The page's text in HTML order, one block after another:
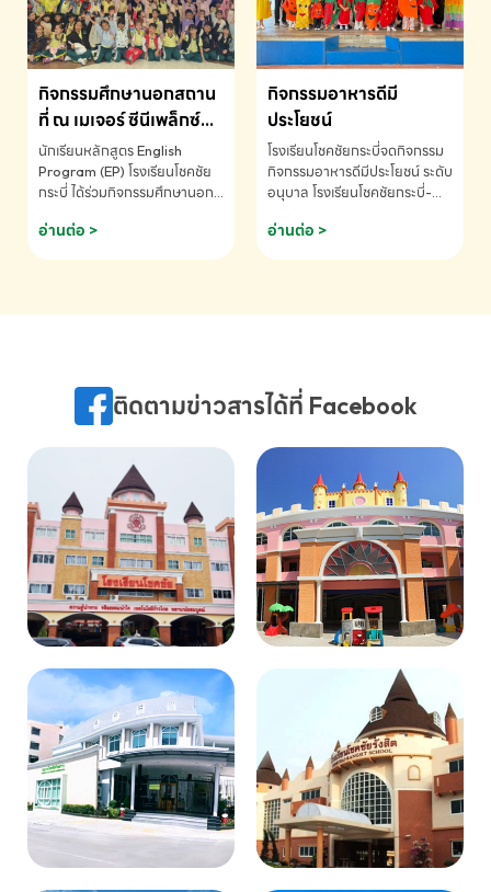
MENTAL ARITHMETIC
COMPETITION 2026 - ถ้วย
รางวัลรองชนะเลิศอันดับที่ 2
Mental Arithmetic
Competition K2 - ถ้วยรางวัล
รองชนะเลิศอันดับที่ 2 Mental
K2(Grop) โรงเรียนโชคชัยกระบี่-
สอบถามข้อมูลเพิ่มเติม โทร.
075-691910
กิจกรรมศึกษานอกสถาน
ที่ ณ เมเจอร์ ซีนีเพล็กซ์
ระดับประถมศึกษา (EP.1-
6)
นักเรียนหลักสูตร English
Program (EP) โรงเรียนโชคชัย
กระบี่ ได้ร่วมกิจกรรมศึกษานอก
ชมภาพยนตร์ Toy Story 5
(Soundtrack)เพื่อเสริมทักษะ
ภาษา ผ่านประสบการณ์การเรียนรู้
075-691910
อ่านต่อ >
กิจกรรมอาหารดีมี
ประโยชน์
โรงเรียนโชคชัยกระบี่จดกิจกรรม
กิจกรรมอาหารดีมีประโยชน์ ระดับ
อนุบาล โรงเรียนโชคชัยกระบี่-
075-691910
อ่านต่อ >
ติดตามข่าวสารได้ที่ Facebook